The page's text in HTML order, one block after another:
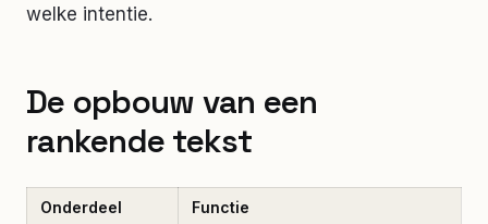
welke intentie.
De opbouw van een
rankende tekst
Onderdeel Functie